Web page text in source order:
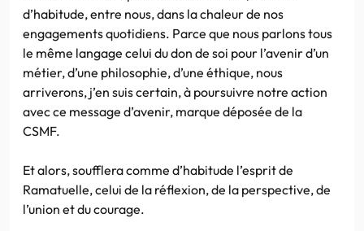
d’habitude, entre nous, dans la chaleur de nos
engagements quotidiens. Parce que nous parlons tous
le même langage celui du don de soi pour l’avenir d’un
métier, d’une philosophie, d’une éthique, nous
arriverons, j’en suis certain, à poursuivre notre action
avec ce message d’avenir, marque déposée de la
CSMF.
Et alors, soufflera comme d’habitude l’esprit de
Ramatuelle, celui de la réflexion, de la perspective, de
l’union et du courage.